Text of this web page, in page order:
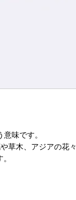
味です。
草木、アジアの花々